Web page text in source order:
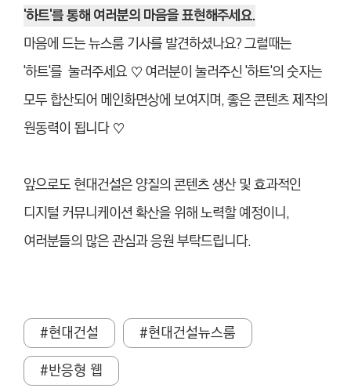
'하트'를 통해 여러분의 마음을 표현해주세요.
마음에 드는 뉴스룸 기사를 발견하셨나요? 그럴때는
'하트'를 눌러주세요 ♡ 여러분이 눌러주신 '하트'의 숫자는
모두 합산되어 메인화면상에 보여지며, 좋은 콘텐츠 제작의
원동력이 됩니다 ♡
앞으로도 현대건설은 양질의 콘텐츠 생산 및 효과적인
디지털 커뮤니케이션 확산을 위해 노력할 예정이니,
여러분들의 많은 관심과 응원 부탁드립니다.
#현대건설
#현대건설뉴스룸
#반응형 웹